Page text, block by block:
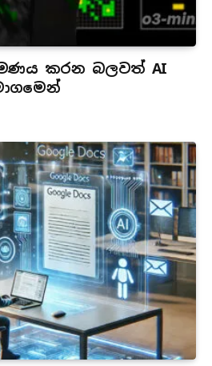
කරන බලවත් AI